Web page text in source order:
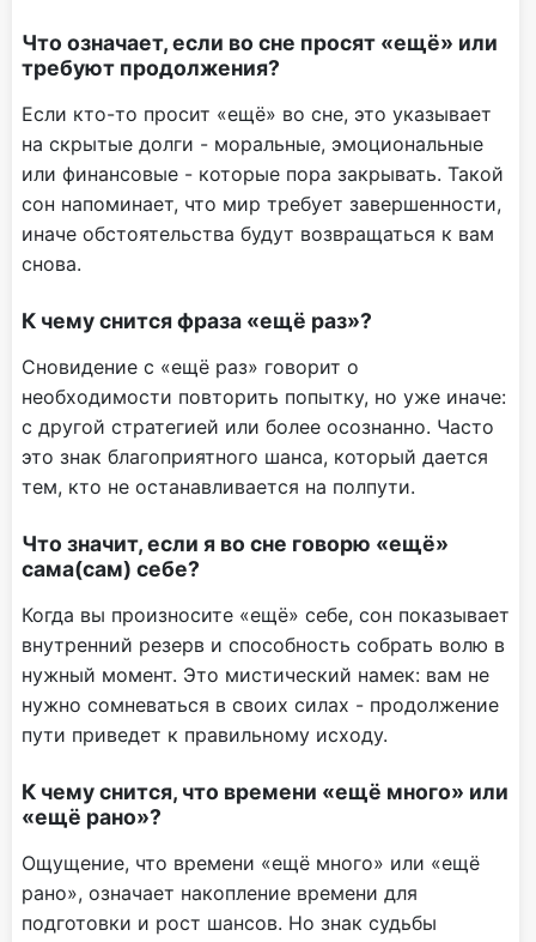
Что означает, если во сне просят «ещё» или
требуют продолжения?
Если кто-то просит «ещё» во сне, это указывает
на скрытые долги - моральные, эмоциональные
или финансовые - которые пора закрывать. Такой
сон напоминает, что мир требует завершенности,
иначе обстоятельства будут возвращаться к вам
снова.
К чему снится фраза «ещё раз»?
Сновидение с «ещё раз» говорит о
необходимости повторить попытку, но уже иначе:
с другой стратегией или более осознанно. Часто
это знак благоприятного шанса, который дается
тем, кто не останавливается на полпути.
Что значит, если я во сне говорю «ещё»
сама(сам) себе?
Когда вы произносите «ещё» себе, сон показывает
внутренний резерв и способность собрать волю в
нужный момент. Это мистический намек: вам не
нужно сомневаться в своих силах - продолжение
пути приведет к правильному исходу.
К чему снится, что времени «ещё много» или
«ещё рано»?
Ощущение, что времени «ещё много» или «ещё
рано», означает накопление времени для
подготовки и рост шансов. Но знак судьбы